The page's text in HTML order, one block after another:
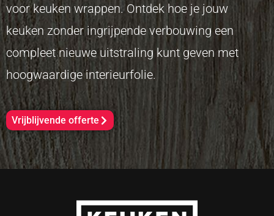
voor keuken wrappen. Ontdek hoe je jouw
keuken zonder ingrijpende verbouwing een
compleet nieuwe uitstraling kunt geven met
hoogwaardige interieurfolie.
Vrijblijvende offerte